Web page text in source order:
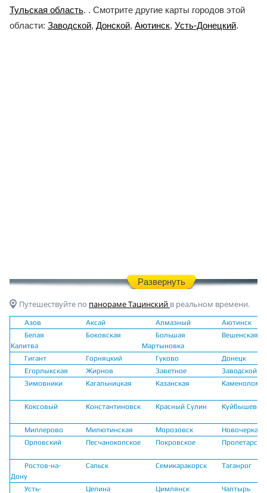
Тульская область. . Смотрите другие карты городов этой
области: Заводской, Донской, Аютинск, Усть-Донецкий.
Развернуть
Путешествуйте по панораме Тацинский в реальном времени.
Азов Аксай Алмазный
Аютинск
Белая
Калитва
Боковская
Большая
Мартыновка
Вешенская
Гигант Горняцкий Гуково
Донецк
Егорлыкская
Жирнов Заветное
Заводской
Зимовники
Кагальницкая Казанская
Коксовый Константиновск Красный Сулин Куйбышево
Миллерово Милютинская Морозовск
Орловский
Песчанокопское Покровское Пролетарск
Ростов-на-
Дону
Сальск Семикаракорск Таганрог
Усть- Целина Цимлянск Чалтырь